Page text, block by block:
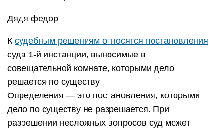
Дядя федор
К судебным решениям относятся постановления
суда 1-й инстанции, выносимые в
совещательной комнате, которыми дело
решается по существу
Определения — это постановления, которыми
дело по существу не разрешается. При
разрешении несложных вопросов суд может